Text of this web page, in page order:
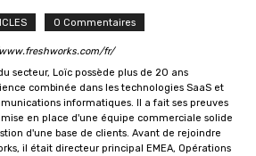
0 Commentaires
fr/
secteur, Loïc possède plus de 20 ans
combinée dans les technologies SaaS et
informatiques. Il a fait ses preuves
mise en place d'une équipe commerciale solide
d'une base de clients. Avant de rejoindre
il était directeur principal EMEA, Opérations